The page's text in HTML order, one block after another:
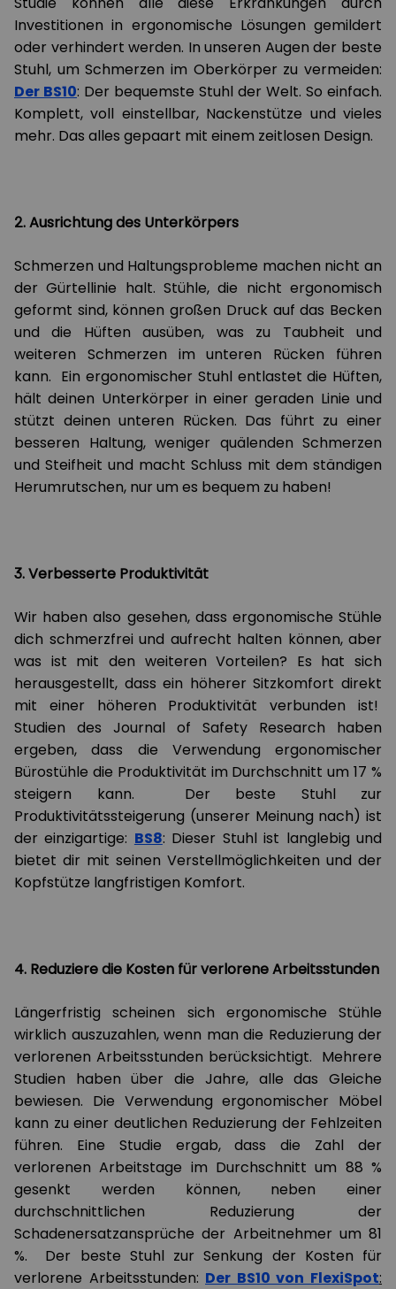
Investitionen in ergonomische Lösungen gemildert
oder verhindert werden. In unseren Augen der beste
Stuhl, um Schmerzen im Oberkörper zu vermeiden:
Der BS10: Der bequemste Stuhl der Welt. So einfach.
Komplett, voll einstellbar, Nackenstütze und vieles
mehr. Das alles gepaart mit einem zeitlosen Design.
2. Ausrichtung des Unterkörpers
Schmerzen und Haltungsprobleme machen nicht an
der Gürtellinie halt. Stühle, die nicht ergonomisch
geformt sind, können großen Druck auf das Becken
und die Hüften ausüben, was zu Taubheit und
weiteren Schmerzen im unteren Rücken führen
kann. Ein ergonomischer Stuhl entlastet die Hüften,
hält deinen Unterkörper in einer geraden Linie und
stützt deinen unteren Rücken. Das führt zu einer
besseren Haltung, weniger quälenden Schmerzen
und Steifheit und macht Schluss mit dem ständigen
Herumrutschen, nur um es bequem zu haben!
3. Verbesserte Produktivität
Wir haben also gesehen, dass ergonomische Stühle
dich schmerzfrei und aufrecht halten können, aber
was ist mit den weiteren Vorteilen? Es hat sich
herausgestellt, dass ein höherer Sitzkomfort direkt
mit einer höheren Produktivität verbunden ist!
Studien des Journal of Safety Research haben
ergeben, dass die Verwendung ergonomischer
Bürostühle die Produktivität im Durchschnitt um 17 %
steigern kann. Der beste Stuhl zur
Produktivitätssteigerung (unserer Meinung nach) ist
der einzigartige: BS8: Dieser Stuhl ist langlebig und
bietet dir mit seinen Verstellmöglichkeiten und der
Kopfstütze langfristigen Komfort.
4. Reduziere die Kosten für verlorene Arbeitsstunden
Längerfristig scheinen sich ergonomische Stühle
wirklich auszuzahlen, wenn man die Reduzierung der
verlorenen Arbeitsstunden berücksichtigt. Mehrere
Studien haben über die Jahre, alle das Gleiche
bewiesen. Die Verwendung ergonomischer Möbel
kann zu einer deutlichen Reduzierung der Fehlzeiten
führen. Eine Studie ergab, dass die Zahl der
verlorenen Arbeitstage im Durchschnitt um 88 %
gesenkt werden können, neben einer
durchschnittlichen Reduzierung der
Schadenersatzansprüche der Arbeitnehmer um 81
%. Der beste Stuhl zur Senkung der Kosten für
verlorene Arbeitsstunden: Der BS10 von FlexiSpot: